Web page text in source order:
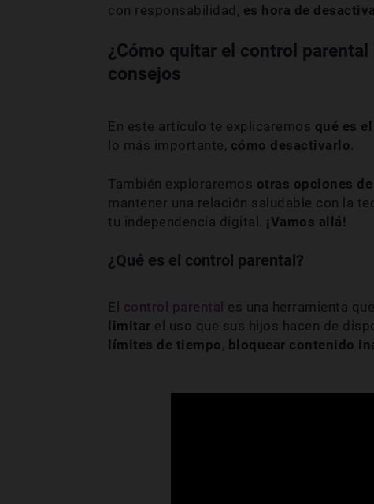
con responsabilidad, es hora de
¿Cómo quitar el control
consejos
En este artículo te explicaremos qué es
lo más importante, cómo desactivarlo
También exploraremos otras opciones
mantener una relación saludable con la
tu independencia digital. ¡Vamos allá!
¿Qué es el control parental?
El control parental es una herramienta
limitar el uso que sus hijos hacen de
límites de tiempo, bloquear contenido